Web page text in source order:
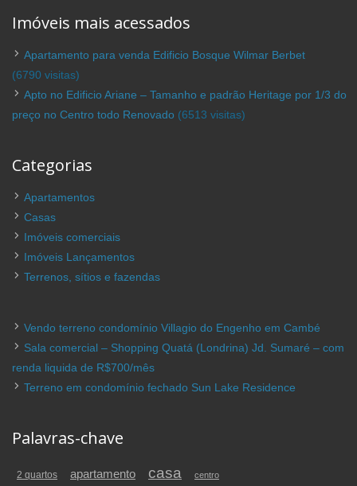
Imóveis mais acessados
Apartamento para venda Edificio Bosque Wilmar Berbet
(6790 visitas)
Apto no Edificio Ariane – Tamanho e padrão Heritage por 1/3 do
preço no Centro todo Renovado (6513 visitas)
Categorias
Apartamentos
Casas
Imóveis comerciais
Imóveis Lançamentos
Terrenos, sítios e fazendas
Vendo terreno condomínio Villagio do Engenho em Cambé
Sala comercial – Shopping Quatá (Londrina) Jd. Sumaré – com
renda liquida de R$700/mês
Terreno em condomínio fechado Sun Lake Residence
Palavras-chave
2 quartos apartamento casa centro